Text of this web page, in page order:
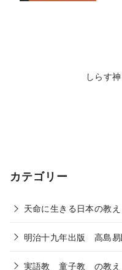
しらす
カテゴリー
天命に生きる日本の教え
明治十九年出版 高島
実語教 童子教 の教え